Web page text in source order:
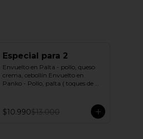
Especial para 2
Envuelto en Palta - pollo, queso
crema, cebollín Envuelto en
Panko - Pollo, palta ( toques de
Agridulce Bless - 2 Salsa soya
$10.990$13.000